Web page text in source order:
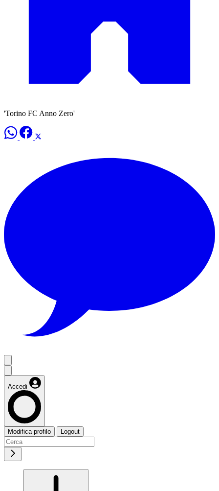
'Torino FC Anno Zero'
Accedi
Modifica profilo Logout